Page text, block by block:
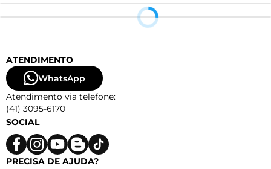
ATENDIMENTO
WhatsApp
Atendimento via telefone:
(41) 3095-6170
SOCIAL
PRECISA DE AJUDA?